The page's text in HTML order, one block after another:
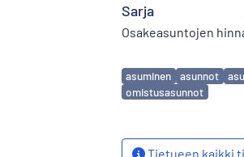
Sarja
Osakeasuntojen
Avainsanat
asuminen asunnot
omistusasunnot
Tietueen kaikki